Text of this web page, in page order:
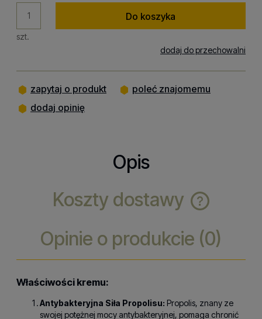
szt.
Do koszyka
dodaj do przechowalni
zapytaj o produkt
poleć znajomemu
dodaj opinię
Opis
Koszty dostawy
Cena nie zawiera ewentualnych kosztów
płatności
Opinie o produkcie (0)
Właściwości kremu:
Antybakteryjna Siła Propolisu: Propolis, znany ze
swojej potężnej mocy antybakteryjnej, pomaga chronić